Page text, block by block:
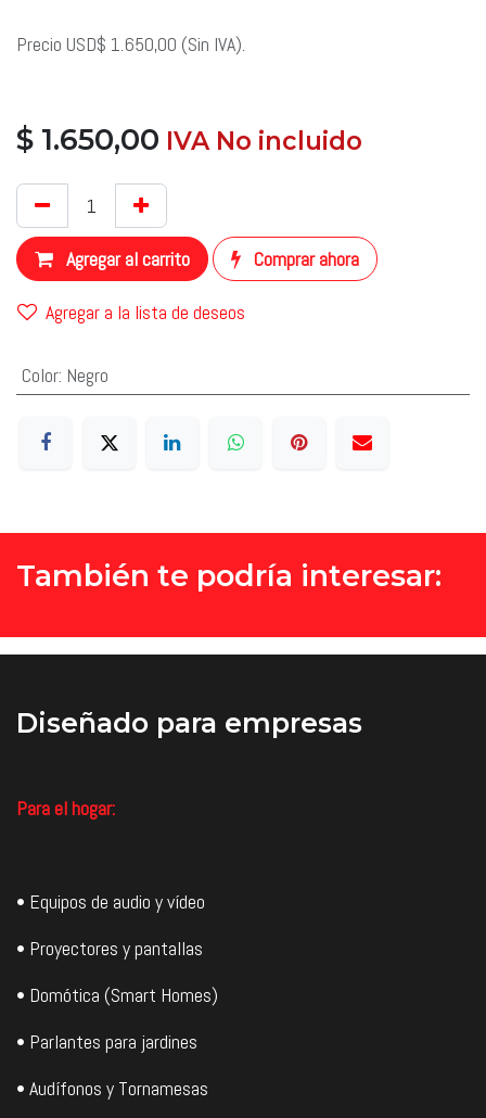
Precio USD$ 1.650,00 (Sin IVA).
$ 1.650,00 ​ IVA No incluido
Agregar al carrito Comprar ahora
Agregar a la lista de deseos
Color: Negro
También te podría interesar:
Diseñado para empresas
Para el hogar:
• Equipos de audio y vídeo
• Proyectores y pantallas
• Domótica (Smart Homes)
• Parlantes para jardines
• Audífonos y Tornamesas